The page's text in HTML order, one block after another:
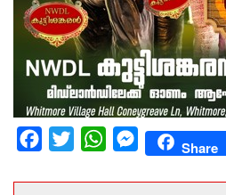
Facebook
Twitter WhatsAppMessengerShare